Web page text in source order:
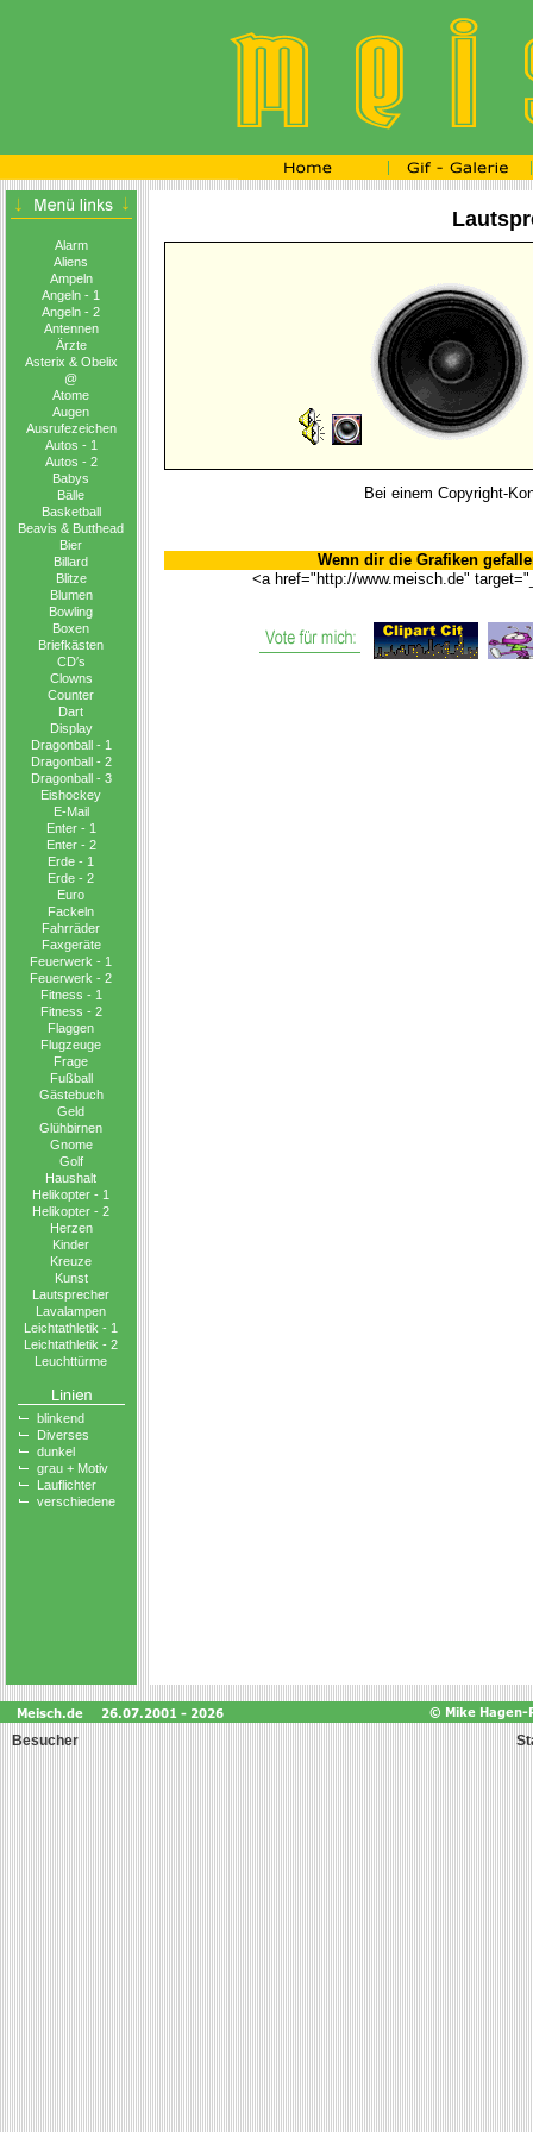
Alarm
Aliens
Ampeln
Angeln - 1
Angeln - 2
Antennen
Ärzte
Asterix & Obelix
@
Atome
Augen
Ausrufezeichen
Autos - 1
Autos - 2
Babys
Bälle
Basketball
Beavis & Butthead
Bier
Billard
Blitze
Blumen
Bowling
Boxen
Briefkästen
CD′s
Clowns
Counter
Dart
Display
Dragonball - 1
Dragonball - 2
Dragonball - 3
Eishockey
E-Mail
Enter - 1
Enter - 2
Erde - 1
Erde - 2
Euro
Fackeln
Fahrräder
Faxgeräte
Feuerwerk - 1
Feuerwerk - 2
Fitness - 1
Fitness - 2
Flaggen
Flugzeuge
Frage
Fußball
Gästebuch
Geld
Glühbirnen
Gnome
Golf
Haushalt
Helikopter - 1
Helikopter - 2
Herzen
Kinder
Kreuze
Kunst
Lautsprecher
Lavalampen
Leichtathletik - 1
Leichtathletik - 2
Leuchttürme
blinkend
Diverses
dunkel
grau + Motiv
Lauflichter
verschiedene
Bei einem Copyright-
Wenn dir die Grafiken
<a href="http://www.meisch.de"
Besucher